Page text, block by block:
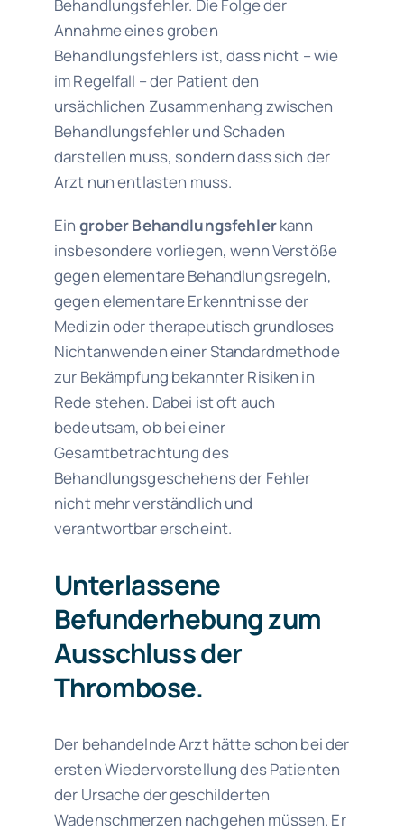
Behandlungsfehler. Die Folge der
Annahme eines groben
Behandlungsfehlers ist, dass nicht – wie
im Regelfall – der Patient den
ursächlichen Zusammenhang zwischen
Behandlungsfehler und Schaden
darstellen muss, sondern dass sich der
Arzt nun entlasten muss.
Ein grober Behandlungsfehlerkann
insbesondere vorliegen, wenn Verstöße
gegen elementare Behandlungsregeln,
gegen elementare Erkenntnisse der
Medizin oder therapeutisch grundloses
Nichtanwenden einer Standardmethode
zur Bekämpfung bekannter Risiken in
Rede stehen. Dabei ist oft auch
bedeutsam, ob bei einer
Gesamtbetrachtung des
Behandlungsgeschehens der Fehler
nicht mehr verständlich und
verantwortbar erscheint.
Unterlassene
Befunderhebung zum
Ausschluss der
Thrombose.
Der behandelnde Arzt hätte schon bei der
ersten Wiedervorstellung des Patienten
der Ursache der geschilderten
Wadenschmerzen nachgehen müssen. Er